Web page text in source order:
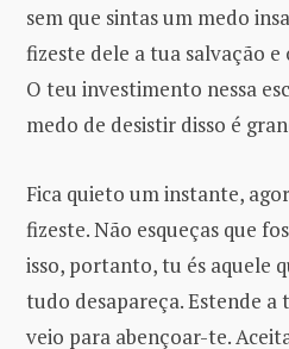
sem que sintas um medo
fizeste dele a tua salvação
O teu investimento nessa
medo de desistir disso é
Fica quieto um instante,
fizeste. Não esqueças que
isso, portanto, tu és aquele
tudo desapareça. Estende a
veio para abençoar-te.